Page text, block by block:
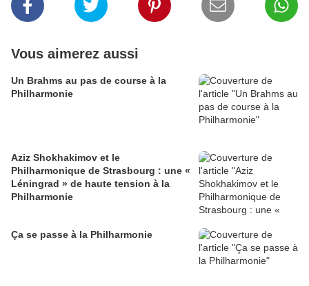
Vous aimerez aussi
Un Brahms au pas de course à la
Philharmonie
Aziz Shokhakimov et le
Philharmonique de Strasbourg : une «
Léningrad » de haute tension à la
Philharmonie
Ça se passe à la Philharmonie